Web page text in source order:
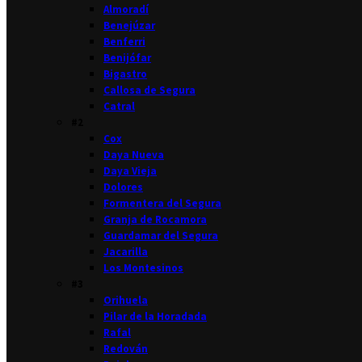
Almoradí
Benejúzar
Benferri
Benijófar
Bigastro
Callosa de Segura
Catral
Cox
Daya Nueva
Daya Vieja
Dolores
Formentera del Segura
Granja de Rocamora
Guardamar del Segura
Jacarilla
Los Montesinos
Orihuela
Pilar de la Horadada
Rafal
Redován